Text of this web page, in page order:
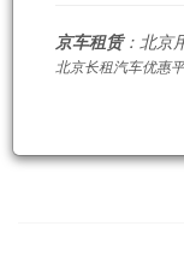
京车租赁：北京
北京长租汽车优惠